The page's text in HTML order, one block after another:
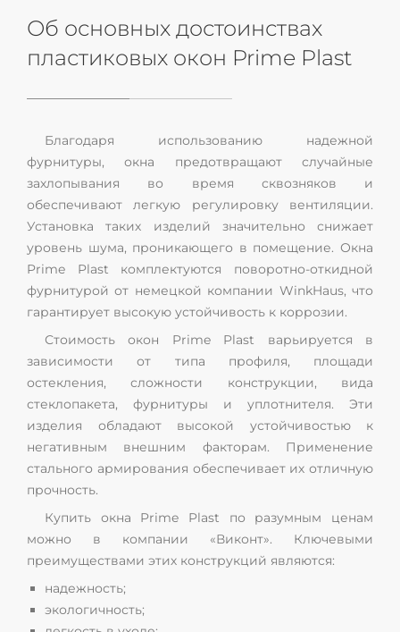
Об основных достоинствах
пластиковых окон Prime Plast
Благодаря использованию надежной
фурнитуры, окна предотвращают случайные
захлопывания во время сквозняков и
обеспечивают легкую регулировку вентиляции.
Установка таких изделий значительно снижает
уровень шума, проникающего в помещение. Окна
Prime Plast комплектуются поворотно-откидной
фурнитурой от немецкой компании WinkHaus, что
гарантирует высокую устойчивость к коррозии.
Стоимость окон Prime Plast варьируется в
зависимости от типа профиля, площади
остекления, сложности конструкции, вида
стеклопакета, фурнитуры и уплотнителя. Эти
изделия обладают высокой устойчивостью к
негативным внешним факторам. Применение
стального армирования обеспечивает их отличную
прочность.
Купить окна Prime Plast по разумным ценам
можно в компании «Виконт». Ключевыми
преимуществами этих конструкций являются:
надежность;
экологичность;